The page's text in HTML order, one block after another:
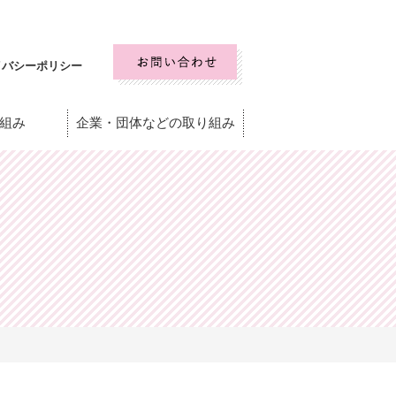
シーポリシー
み 企業・団体などの取り組み